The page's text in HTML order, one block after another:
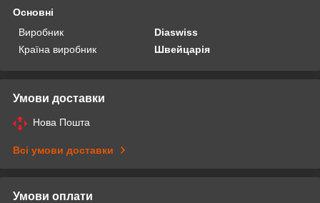
Основні
Виробник
Diaswiss
Країна виробник
Швейцарія
Умови доставки
Нова Пошта
Всі умови доставки
Умови оплати